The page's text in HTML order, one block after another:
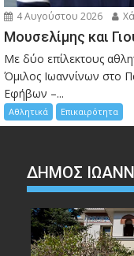
4 Αυγούστου 2026
Μουσελίμης και
Mε δύο επίλεκτους
Όμιλος Ιωαννίνων στο
Εφήβων –...
Αθλητικά Επικαιρότητα
ΔΗΜΟΣ